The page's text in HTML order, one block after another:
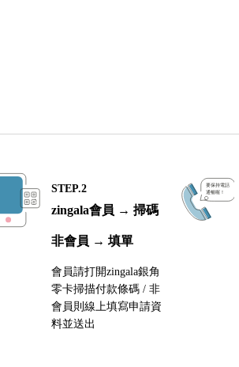
STEP.2
zingala會員 → 掃碼
非會員 → 填單
會員請打開zingala銀角
零卡掃描付款條碼 / 非
會員則線上填寫申請資
料並送出